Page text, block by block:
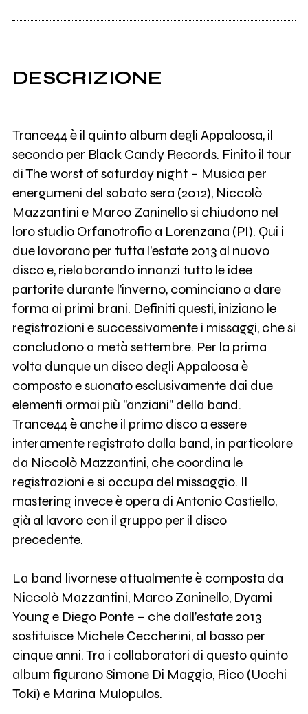
DESCRIZIONE
Trance44 è il quinto album degli Appaloosa, il
secondo per Black Candy Records. Finito il tour
di The worst of saturday night – Musica per
energumeni del sabato sera (2012), Niccolò
Mazzantini e Marco Zaninello si chiudono nel
loro studio Orfanotrofio a Lorenzana (PI). Qui i
due lavorano per tutta l'estate 2013 al nuovo
disco e, rielaborando innanzi tutto le idee
partorite durante l'inverno, cominciano a dare
forma ai primi brani. Definiti questi, iniziano le
registrazioni e successivamente i missaggi, che si
concludono a metà settembre. Per la prima
volta dunque un disco degli Appaloosa è
composto e suonato esclusivamente dai due
elementi ormai più "anziani" della band.
Trance44 è anche il primo disco a essere
interamente registrato dalla band, in particolare
da Niccolò Mazzantini, che coordina le
registrazioni e si occupa del missaggio. Il
mastering invece è opera di Antonio Castiello,
già al lavoro con il gruppo per il disco
precedente.
La band livornese attualmente è composta da
Niccolò Mazzantini, Marco Zaninello, Dyami
Young e Diego Ponte – che dall’estate 2013
sostituisce Michele Ceccherini, al basso per
cinque anni. Tra i collaboratori di questo quinto
album figurano Simone Di Maggio, Rico (Uochi
Toki) e Marina Mulopulos.